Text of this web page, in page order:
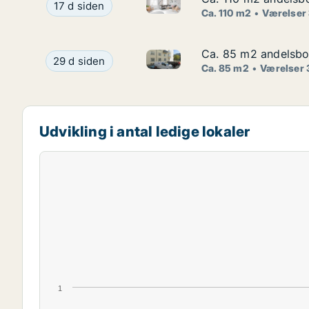
Ca. 110 m2 andelsbolig til salg på 1900
17 d siden
Ca. 110 m2 Værelser
Ca. 85 m2 andelsbolig til salg på 2100
29 d siden Ca. 85 m2 andelsbolig til
Ca. 85 m2
Ca. 85 m2
Ca. 85 m2 Værelser
Udvikling i antal ledige lokaler
1